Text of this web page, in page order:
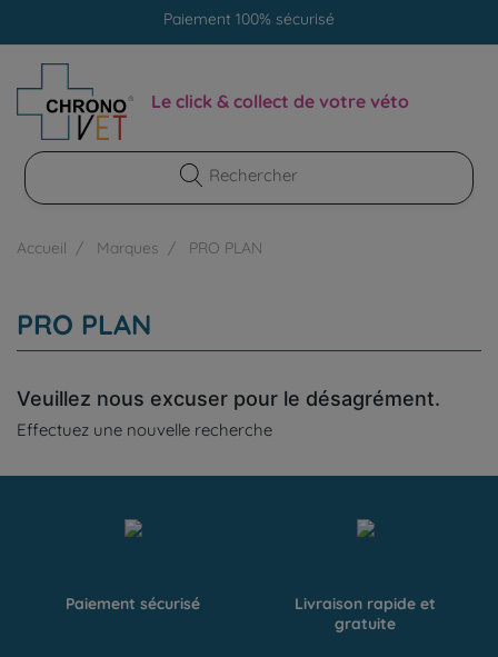
Livraison gratuite en clinique vétérinaire
Le click & collect de votre véto
Accueil Marques PRO PLAN
PRO PLAN
Veuillez nous excuser pour le désagrément.
Effectuez une nouvelle recherche
Paiement sécurisé
Livraison rapide et
gratuite